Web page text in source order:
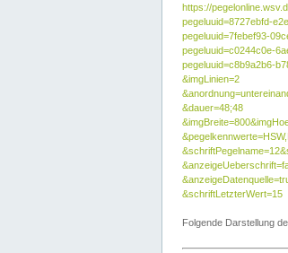
https://
pegeluuid=8727ebfd-
pegeluuid=7febef93-
pegeluuid=c0244c0e-
pegeluuid=c8b9a2b6-
&imgLinien=2
&dauer=48;48
&schriftLetzterWert=15
Folgende Darstellung